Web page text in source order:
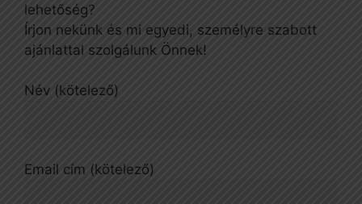
lehetőség?
Írjon nekünk és mi egyedi, személyre szabott
ajánlattal szolgálunk Önnek!
Név (kötelező)
Email cím (kötelező)